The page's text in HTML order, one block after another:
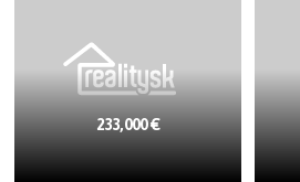
233,000 €